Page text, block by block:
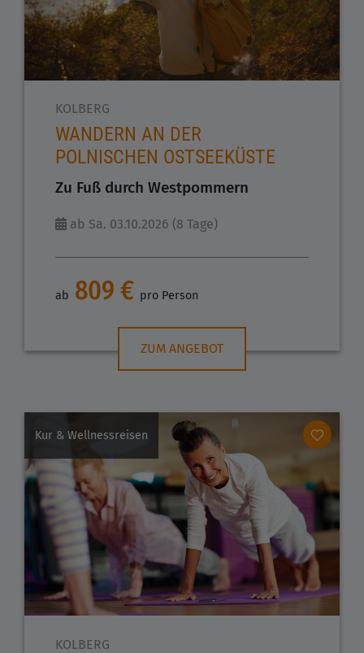
KOLBERG
WANDERN AN DER
POLNISCHEN OSTSEEKÜSTE
Zu Fuß durch Westpommern
ab Sa. 03.10.2026 (8 Tage)
ab 809 € pro Person
ZUM ANGEBOT
Kur & Wellnessreisen
KOLBERG